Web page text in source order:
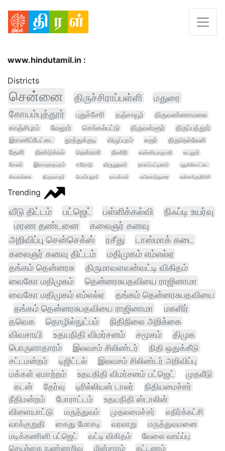
www.hindutamil.in :
Districts
சென்னை திருச்சிராப்பள்ளி
மதுரை
கோயம்புத்தூர்
புதுச்சேரி தஞ்சாவூர்
திருவண்ணாமலை
காஞ்சிபுரம்
வேலூர் செங்கல்பட்டு திருவள்ளூர்
திருப்பத்தூர்
இராணிப்பேட்டை
தூத்துக்குடி விழுப்புரம் கரூர்
திருநெல்வேலி
தேனி
திண்டுக்கல் தென்காசி நீலகிரி கன்னியாகுமரி
கடலூர்
சேலம்
இராமநாதபுரம் ஈரோடு விருதுநகர் நாகப்பட்டினம்
புதுக்கோட்டை
சிவகங்கை
திருவாரூர் பெரம்பலூர் நாமக்கல் மயிலாடுதுறை கள்ளக்குறிச்சி
Trending
வீடு திட்டம் பட்ஜெட் பள்ளிக்கல்வி
நிஃப்டி உயர்வு
மரண தண்டனை
கலைஞர் கனவு
அறிவிப்பு சென்செக்ஸ்
ரசீது டாஸ்மாக் கடை
கலைஞர் கனவு திட்டம்
மதிமுகம் எம்எல்ஏ
தங்கம் தென்னரசு
திருமாவளவன்வட்டி விகிதம்
வைகோ மதிமுகம்
தென்னரசுபதவியை ராஜினாமா
வைகோ மதிமுகம் எம்எல்ஏ
தங்கம் தென்னரசுபதவியை
தங்கம் தென்னரசுபதவியை ராஜினாமா
மகளிர்
தவெக
தொழில்நுட்பம்
நிதிநிலை அறிக்கை
விவசாயி
உதயநிதி விமர்சனம் சமூகம்
திமுக
பொருளாதாரம்
இலவசம் சிலிண்டர்
நிதி ஒதுக்கீடு
சட்டமன்றம்
டிஜிட்டல்
இலவசம் சிலிண்டர் அறிவிப்பு
மக்கள் ஏமாற்றம்
உதயநிதி விமர்சனம் பட்ஜெட்
முதலீடு
கடன்
தேர்வு டிரில்லியன் டாலர்
நிதியமைச்சர்
நீதிமன்றம்
போராட்டம்
உதயநிதி ஸ்டாலின்
விளையாட்டு
மருத்துவம் முதலமைச்சர்
எதிர்க்கட்சி
வாக்குறுதி
கைது மோசடி வரலாறு
மருத்துவமனை
மடிக்கணினி பட்ஜெட்
வட்டி விகிதம்
வேலை வாய்ப்பு
செயற்கை நுண்ணறிவு
மின்சாரம் கட்டணம்